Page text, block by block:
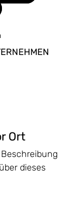
Ort
dieses